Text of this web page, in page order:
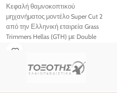
Κεφαλή θαμνοκοπτικού
μηχανήματος μοντέλο Super Cut 2
από την Ελληνική εταιρεία Grass
Trimmers Hellas (GTH) με Double
Action, με δύο (2) πτερύγια / λεπίδες